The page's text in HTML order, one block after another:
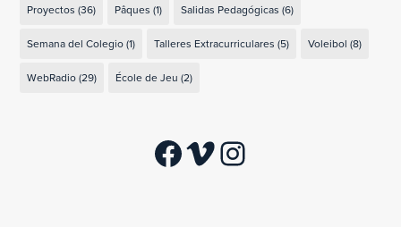
Proyectos (36) Pâques (1) Salidas Pedagógicas (6)
Semana del Colegio(1) Talleres Extracurriculares (5) Voleibol (8)
WebRadio(29) École de Jeu (2)
Facebook
VimeoInstagram